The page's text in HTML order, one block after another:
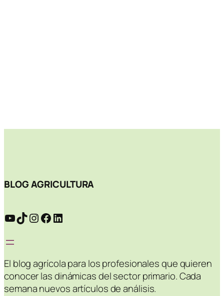
BLOG AGRICULTURA
YouTube
TikTok
Instagram
Facebook
LinkedIn
El blog agrícola para los profesionales que quieren
conocer las dinámicas del sector primario. Cada
semana nuevos artículos de análisis.